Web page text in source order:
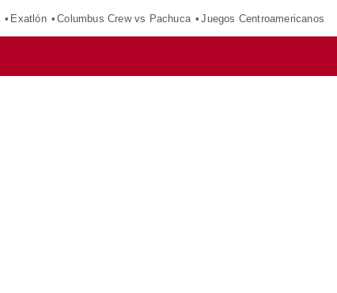
Exatlón Columbus Crew vs Pachuca Juegos Centroamericanos